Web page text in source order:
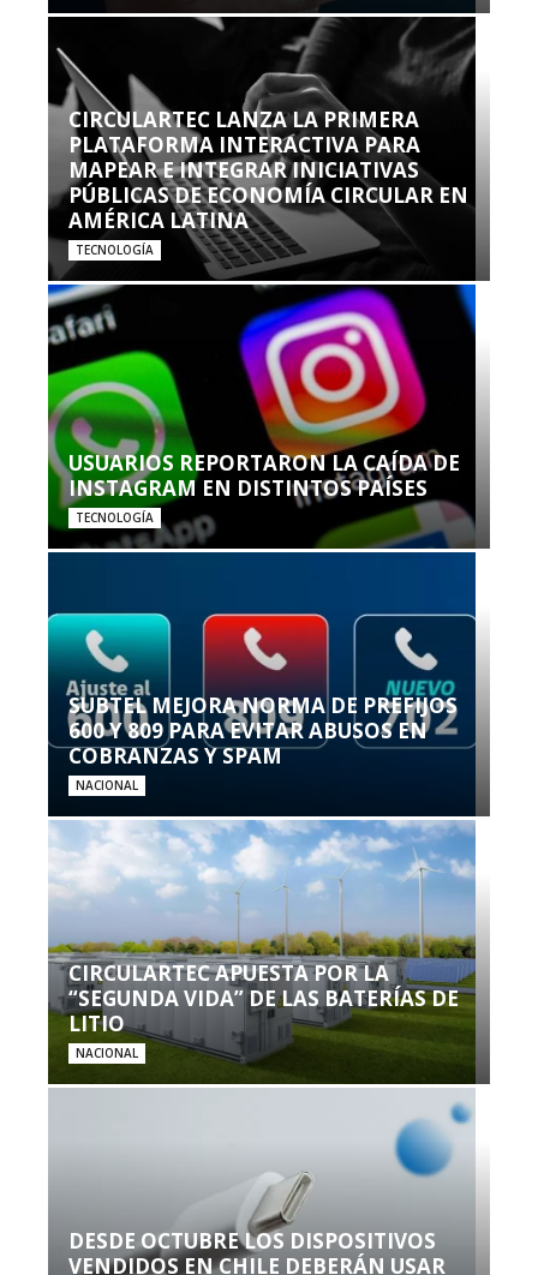
CIRCULARTEC LANZA LA PRIMERA
PLATAFORMA INTERACTIVA PARA
MAPEAR E INTEGRAR INICIATIVAS
PÚBLICAS DE ECONOMÍA CIRCULAR EN
AMÉRICA LATINA
TECNOLOGÍA
USUARIOS REPORTARON LA CAÍDA DE
INSTAGRAM EN DISTINTOS PAÍSES
TECNOLOGÍA
SUBTEL MEJORA NORMA DE PREFIJOS
600 Y 809 PARA EVITAR ABUSOS EN
COBRANZAS Y SPAM
NACIONAL
CIRCULARTEC APUESTA POR LA
“SEGUNDA VIDA” DE LAS BATERÍAS DE
LITIO
NACIONAL
DESDE OCTUBRE LOS DISPOSITIVOS
VENDIDOS EN CHILE DEBERÁN USAR